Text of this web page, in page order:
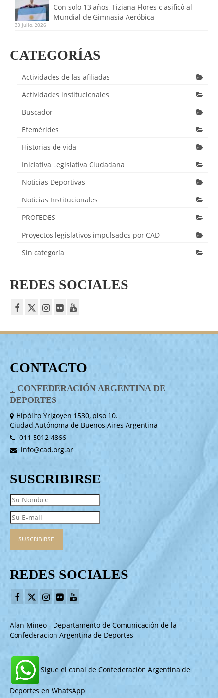
Con solo 13 años, Tiziana Flores clasificó al
Mundial de Gimnasia Aeróbica
30 julio, 2026
CATEGORÍAS
Actividades de las afiliadas
Actividades institucionales
Buscador
Efemérides
Historias de vida
Iniciativa Legislativa Ciudadana
Noticias Deportivas
Noticias Institucionales
PROFEDES
Proyectos legislativos impulsados por CAD
Sin categoría
REDES SOCIALES
CONTACTO
CONFEDERACIÓN ARGENTINA DE
DEPORTES
Hipólito Yrigoyen 1530, piso 10.
Ciudad Autónoma de Buenos Aires Argentina
011 5012 4866
info@cad.org.ar
SUSCRIBIRSE
REDES SOCIALES
Alan Mineo - Departamento de Comunicación de la
Confederacion Argentina de Deportes
Sigue el canal de Confederación Argentina de
Deportes en WhatsApp